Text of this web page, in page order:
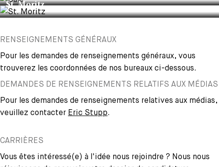
St. Moritz
RENSEIGNEMENTS GÉNÉRAUX
Pour les demandes de renseignements généraux, vous
trouverez les coordonnées de nos bureaux ci-dessous.
DEMANDES DE RENSEIGNEMENTS RELATIFS AUX MÉDIAS
Pour les demandes de renseignements relatives aux médias,
veuillez contacter Eric Stupp.
CARRIÈRES
Vous êtes intéressé(e) à l'idée nous rejoindre ? Nous nous